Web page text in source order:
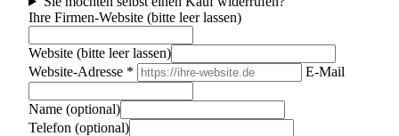
Ihre Firmen-Website (bitte leer lassen)
Website (bitte leer lassen)
Website-Adresse * E-Mail
Name (optional)
Telefon (optional)